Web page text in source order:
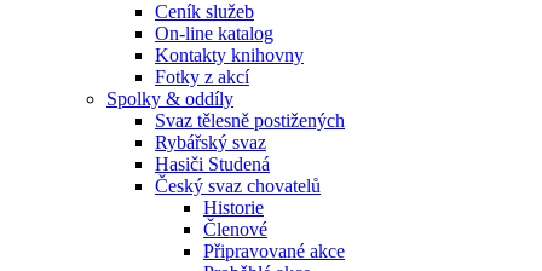
Ceník služeb
On-line katalog
Kontakty knihovny
Fotky z akcí
Spolky & oddíly
Svaz tělesně postižených
Rybářský svaz
Hasiči Studená
Český svaz chovatelů
Historie
Členové
Připravované akce